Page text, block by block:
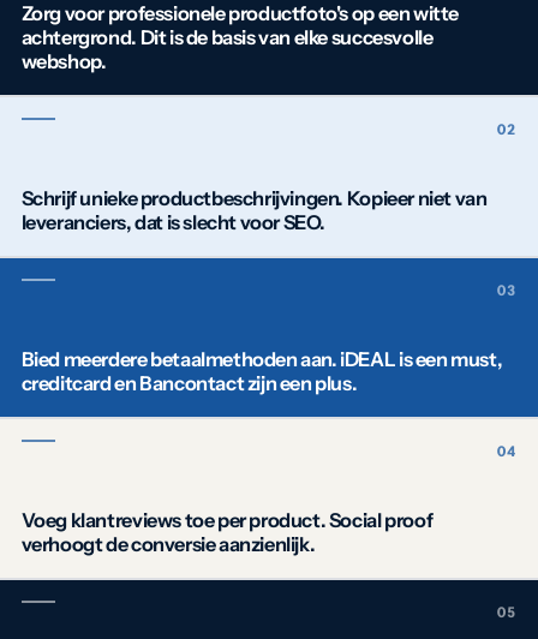
Zorg voor professionele productfoto's op een witte
achtergrond. Dit is de basis van elke succesvolle
webshop.
Schrijf unieke productbeschrijvingen. Kopieer niet van
leveranciers, dat is slecht voor SEO.
Bied meerdere betaalmethoden aan. iDEAL is een must,
creditcard en Bancontact zijn een plus.
Voeg klantreviews toe per product. Social proof
verhoogt de conversie aanzienlijk.